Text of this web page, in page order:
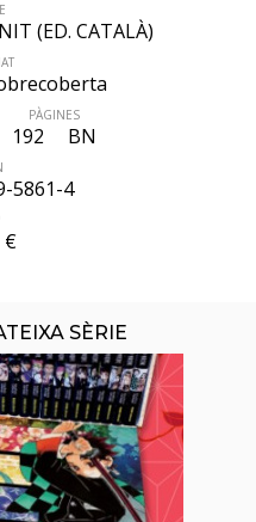
(ED. CATALÀ)
PÀGINES
192 BN
5861-4
€
SÈRIE
PUBLICAT